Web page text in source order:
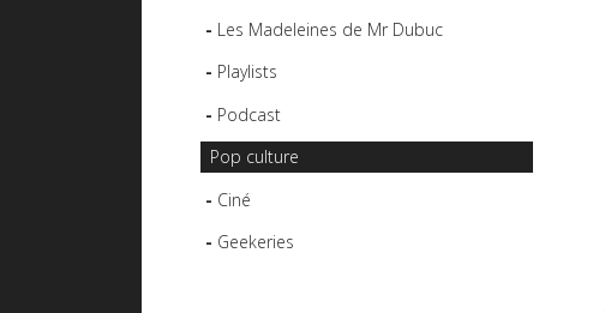
Les Madeleines de Mr Dubuc
Playlists
Podcast
Pop culture
Ciné
Geekeries